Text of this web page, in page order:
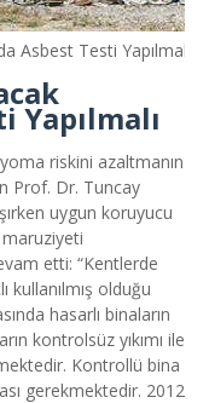
Asbest Testi Yapılmalı
Yapılmalı
riskini azaltmanın
Prof. Dr. Tuncay
uygun koruyucu
maruziyeti
etti: “Kentlerde
olduğu
hasarlı binaların
kontrolsüz yıkımı ile
Kontrollü bina
gerekmektedir. 2012